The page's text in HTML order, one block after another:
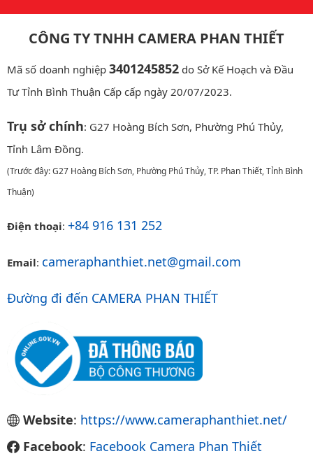
CÔNG TY TNHH CAMERA PHAN THIẾT
Mã số doanh nghiệp 3401245852 do Sở Kế Hoạch và Đầu
Tư Tỉnh Bình Thuận Cấp cấp ngày 20/07/2023.
Trụ sở chính: G27 Hoàng Bích Sơn, Phường Phú Thủy,
Tỉnh Lâm Đồng.
(Trước đây: G27 Hoàng Bích Sơn, Phường Phú Thủy, TP. Phan Thiết, Tỉnh Bình
Thuận)
Điện thoại: +84 916 131 252
Email: cameraphanthiet.net@gmail.com
Đường đi đến CAMERA PHAN THIẾT
Website: https://www.cameraphanthiet.net/
Facebook: Facebook Camera Phan Thiết